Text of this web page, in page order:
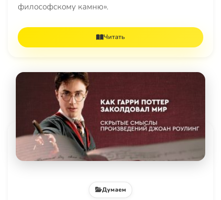
философскому камню».
Читать
Думаем